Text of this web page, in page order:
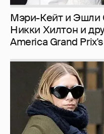
Мэри-Кейт и Эшли
Никки Хилтон и
America Grand